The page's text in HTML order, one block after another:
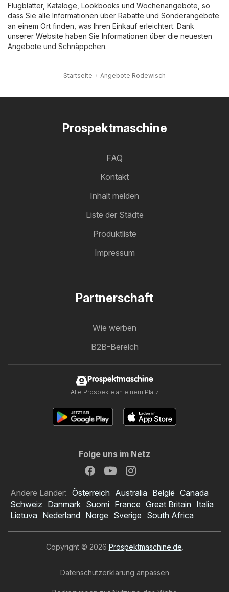
Flugblätter, Kataloge, Lookbooks und Wochenangebote, so
dass Sie alle Informationen über Rabatte und Sonderangebote
an einem Ort finden, was Ihren Einkauf erleichtert. Dank
unserer Website haben Sie Informationen über die neuesten
Angebote und Schnäppchen.
Startseite Angebote Rodewisch
Prospektmaschine
FAQ
Kontakt
Inhalt melden
Liste der Städte
Produktliste
Impressum
Partnerschaft
Wie werben
B2B-Bereich
Prospektmaschine
Alle Prospekte an einem Platz
Folge uns im Netz
Andere Länder: Österreich Australia België Canada
Schweiz Danmark Suomi France Great Britain Italia
Lietuva Nederland Norge Sverige South Africa
Copyright © 2026 Prospektmaschine.de.
Datenschutzerklärung anpassen